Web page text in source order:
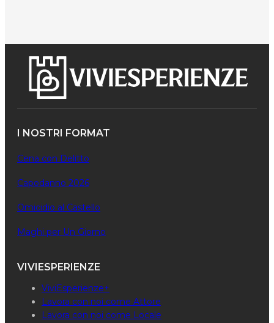
I NOSTRI FORMAT
Cena con Delitto
Capodanno 2026
Omicidio al Castello
Maghi per Un Giorno
VIVIESPERIENZE
ViviEsperienze+
Lavora con noi come Attore
Lavora con noi come Locale